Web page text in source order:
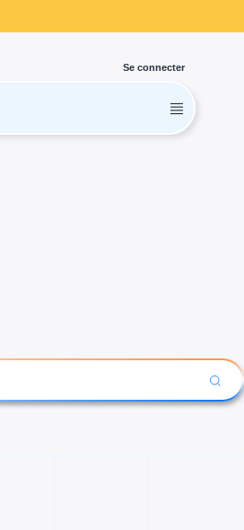
Se connecter